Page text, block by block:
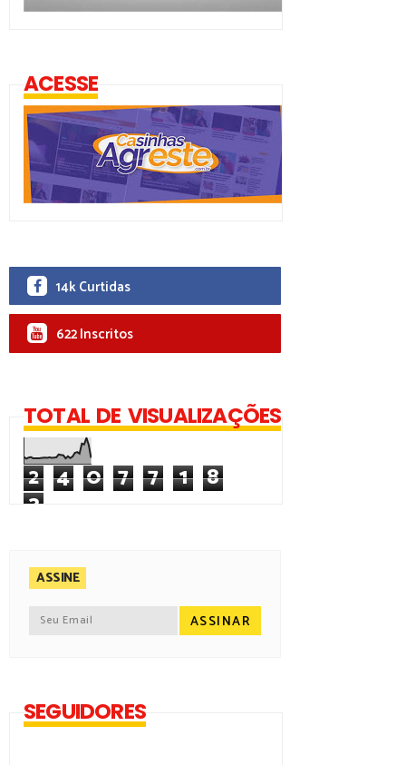
ACESSE
14k Curtidas
622 Inscritos
TOTAL DE VISUALIZAÇÕES
2 4 0 7 7 1 8
3
ASSINE
SEGUIDORES